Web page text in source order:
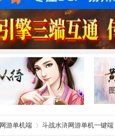
网游单机端 斗战水浒网游单机一键端